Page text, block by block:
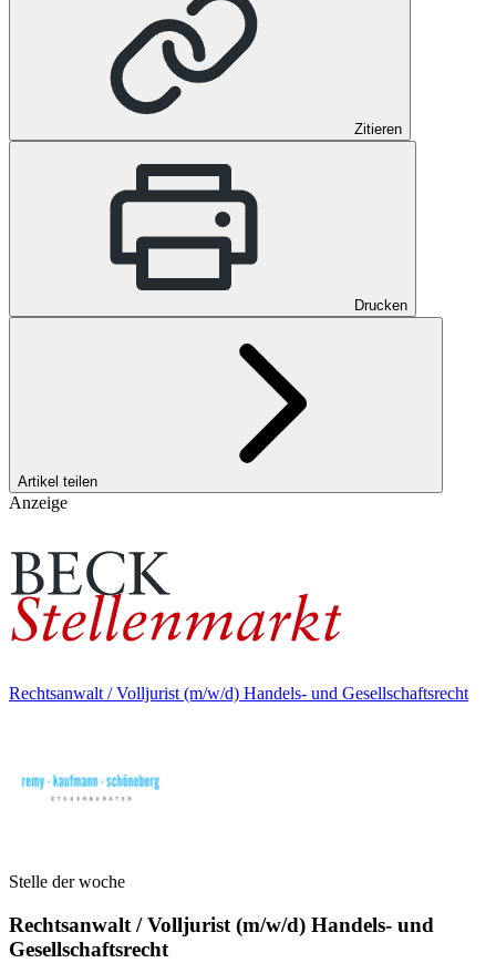
Zitieren
Drucken
Artikel teilen
Anzeige
Rechtsanwalt / Volljurist (m/w/d) Handels- und Gesellschaftsrecht
Stelle der woche
Rechtsanwalt / Volljurist (m/w/d) Handels- und
Gesellschaftsrecht